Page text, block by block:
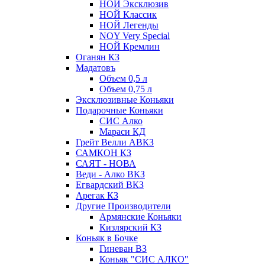
НОЙ Эксклюзив
НОЙ Классик
НОЙ Легенды
NOY Very Speсial
НОЙ Кремлин
Оганян КЗ
Мадатовъ
Объем 0,5 л
Объем 0,75 л
Эксклюзивные Коньяки
Подарочные Коньяки
СИС Алко
Мараси КД
Грейт Велли АВКЗ
САМКОН КЗ
САЯТ - НОВА
Веди - Алко ВКЗ
Егвардский ВКЗ
Арегак КЗ
Другие Производители
Армянские Коньяки
Кизлярский КЗ
Коньяк в Бочке
Гиневан ВЗ
Коньяк "СИС АЛКО"